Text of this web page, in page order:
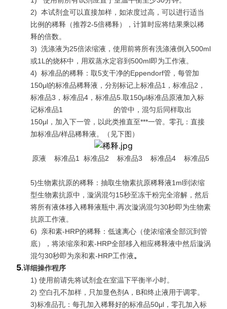
2) 本试剂盒可以直接加样，如浓度过高，可以进行适当
比例的稀释（推荐2-5倍稀释），计算时应将结果乘以稀
释的倍数。
3) 洗涤液为25倍浓缩液，使用前将所有洗涤液倒入500ml
或1L的烧杯中，用双蒸水定容到500ml即为工作液。
4) 标准品的稀释：取5支干净的Eppendorf管，每管加
150μl的标准品稀释液，分别标记上标准品1，标准品2，
标准品3，标准品4，标准品5.取150μl标准品原液加入标
记标准品1 的管中，混匀后同样取出
150μl，加入下一管，以此类推直至***一管。零孔：直接
加标准品/样品稀释液。（见下图）
原液 标准品1 标准品2 标准品3 标准品4 标准品5
5)生物素抗原的稀释：抽取生物素抗原稀释液1ml到浓缩
型生物素抗原中，漩涡混匀15秒至冻干粉完全溶解，然后
将所有液体移入稀释液瓶中,再次漩涡混匀30秒即为生物素
抗原工作液。
6)
亲和素-HRP的稀释：低速离心（使浓缩液全部沉到管
底），将浓缩亲和素-HRP全部移入相应稀释液中然后漩涡
混匀30秒即为亲和素-HRP工作液。
5.详细操作程序
1) 使用前请先将试剂盒在室温下平衡半小时。
2) 空白孔不加样，只加显色剂A，B和终止液用于调零。
3)标准品孔：每孔加入稀释好的标准品50μl，零孔加入标